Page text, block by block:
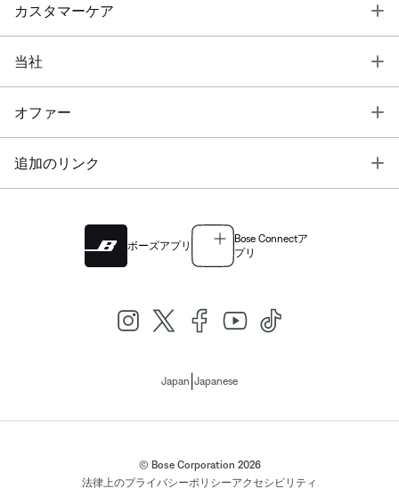
カスタマーケア
当社
オファー
追加のリンク
ボーズアプリ
Bose Connectア
プリ
Japan Japanese
© Bose Corporation 2026
法律上のプライバシーポリシーアクセシビリティ